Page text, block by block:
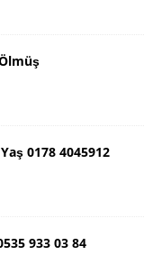
0178 4045912
933 03 84